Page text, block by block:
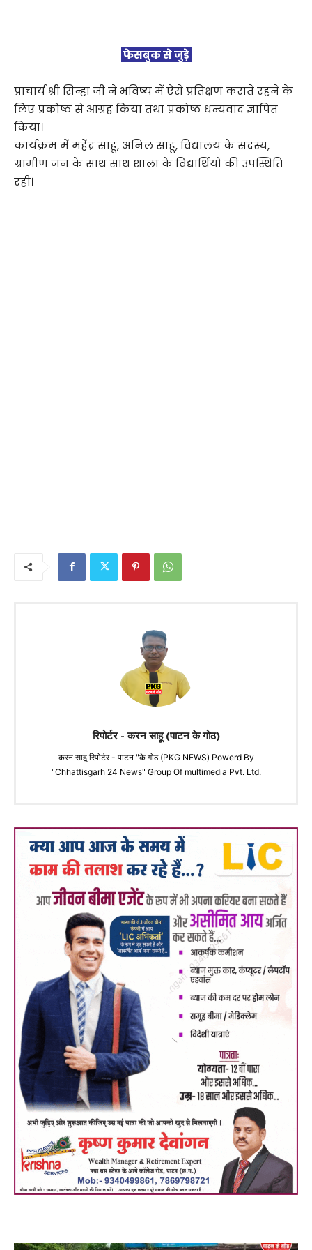
फेसबुक से जुड़े
प्राचार्य श्री सिन्हा जी ने भविष्य में ऐसे प्रतिक्षण कराते रहने के
लिए प्रकोष्ठ से आग्रह किया तथा प्रकोष्ठ धन्यवाद ज्ञापित
किया।
कार्यक्रम में महेंद्र साहू, अनिल साहू, विद्यालय के सदस्य,
ग्रामीण जन के साथ साथ शाला के विद्यार्थियों की उपस्थिति
रही।
रिपोर्टर - करन साहू (पाटन के गोठ)
करन साहू रिपोर्टर - पाटन "के गोठ (PKG NEWS) Powerd By
"Chhattisgarh 24 News" Group Of multimedia Pvt. Ltd.